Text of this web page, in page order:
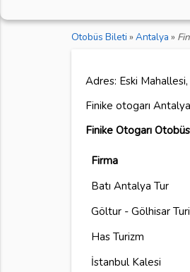
Otobüs Bileti » Antalya »
Adres: Eski
Finike otogarı
Finike Otogarı
Firma
Batı Antalya Tur
Göltur - Gölhisar
Has Turizm
İstanbul Kalesi